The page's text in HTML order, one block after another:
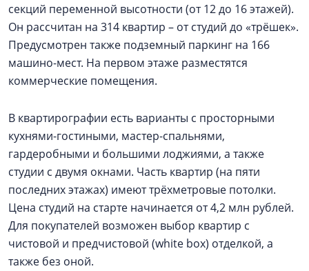
секций переменной высотности (от 12 до 16 этажей).
Он рассчитан на 314 квартир – от студий до «трёшек».
Предусмотрен также подземный паркинг на 166
машино-мест. На первом этаже разместятся
коммерческие помещения.
В квартирографии есть варианты с просторными
кухнями-гостиными, мастер-спальнями,
гардеробными и большими лоджиями, а также
студии с двумя окнами. Часть квартир (на пяти
последних этажах) имеют трёхметровые потолки.
Цена студий на старте начинается от 4,2 млн рублей.
Для покупателей возможен выбор квартир с
чистовой и предчистовой (white box) отделкой, а
также без оной.